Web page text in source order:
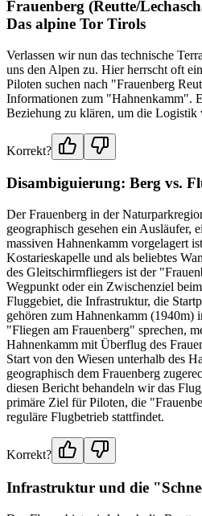
Frauenberg (Reutte/
Das alpine Tor Tirols
Verlassen wir nun das technische
uns den Alpen zu. Hier herrscht oft
Piloten suchen nach "Frauenberg
Informationen zum "Hahnenkamm".
Beziehung zu klären, um die Logistik
Korrekt?
Disambiguierung: Berg vs.
Der Frauenberg in der
geographisch gesehen ein Ausläufer,
massiven Hahnenkamm vorgelagert
Kostarieskapelle und als beliebtes
des Gleitschirmfliegers ist der
Wegpunkt oder ein Zwischenziel
Fluggebiet, die Infrastruktur, die
gehören zum Hahnenkamm (1940m)
"Fliegen am Frauenberg" sprechen,
Hahnenkamm mit Überflug des
Start von den Wiesen unterhalb des
geographisch dem Frauenberg
diesen Bericht behandeln wir das
primäre Ziel für Piloten, die
reguläre Flugbetrieb stattfindet.
Korrekt?
Infrastruktur und die